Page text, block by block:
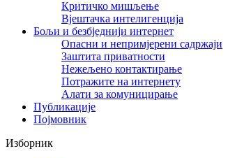
Критичко мишљење
Вјештачка интелигенција
Бољи и безбједнији интернет
Опасни и непримјерени садржаји
Заштита приватности
Нежељено контактирање
Потражите на интернету
Алати за комуницирање
Публикације
Појмовник
Изборник